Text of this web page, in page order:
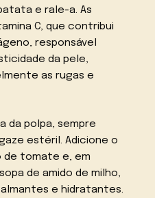
e rale-a. As
C, que contribui
responsável
da pele,
as rugas e
da polpa, sempre
estéril. Adicione o
de tomate e, em
de amido de milho,
e hidratantes.